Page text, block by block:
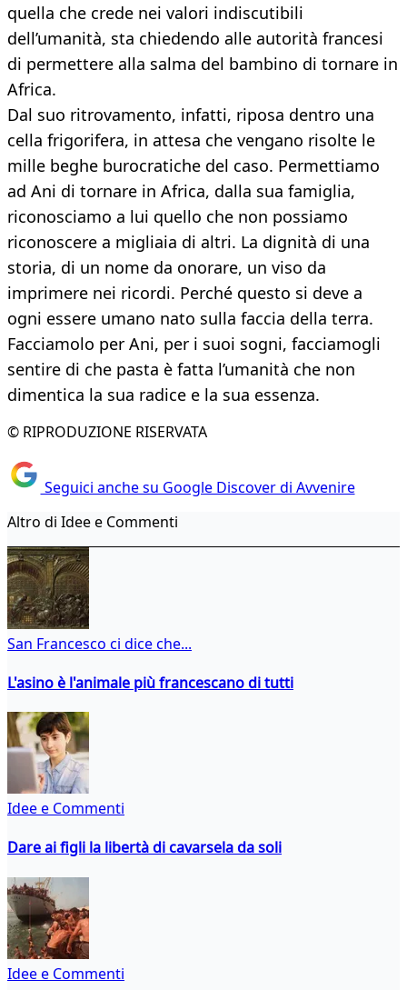
quella che crede nei valori indiscutibili
dell’umanità, sta chiedendo alle autorità francesi
di permettere alla salma del bambino di tornare in
Africa.
Dal suo ritrovamento, infatti, riposa dentro una
cella frigorifera, in attesa che vengano risolte le
mille beghe burocratiche del caso. Permettiamo
ad Ani di tornare in Africa, dalla sua famiglia,
riconosciamo a lui quello che non possiamo
riconoscere a migliaia di altri. La dignità di una
storia, di un nome da onorare, un viso da
imprimere nei ricordi. Perché questo si deve a
ogni essere umano nato sulla faccia della terra.
Facciamolo per Ani, per i suoi sogni, facciamogli
sentire di che pasta è fatta l’umanità che non
dimentica la sua radice e la sua essenza.
© RIPRODUZIONE RISERVATA
Seguici anche su Google Discover di Avvenire
Altro di Idee e Commenti
San Francesco ci dice che...
L'asino è l'animale più francescano di tutti
Idee e Commenti
Dare ai figli la libertà di cavarsela da soli
Idee e Commenti